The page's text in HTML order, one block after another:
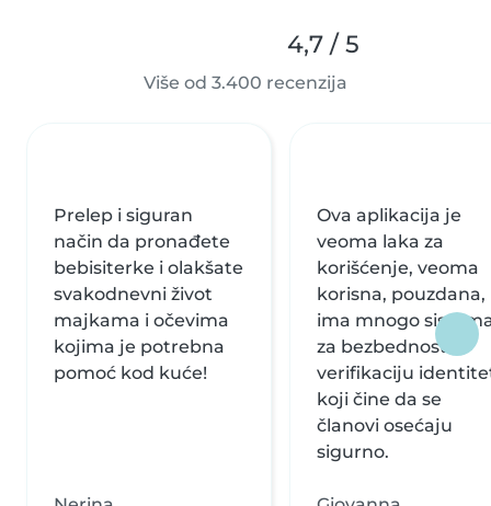
4,7 / 5
Više od 3.400 recenzija
Prelep i siguran
način da pronađete
bebisiterke i olakšate
svakodnevni život
majkama i očevima
kojima je potrebna
pomoć kod kuće!
Ova aplikacija je
veoma laka za
korišćenje, veoma
korisna, pouzdana,
ima mnogo
za bezbednost i
verifikaciju
koji čine da se
članovi osećaju
sigurno.